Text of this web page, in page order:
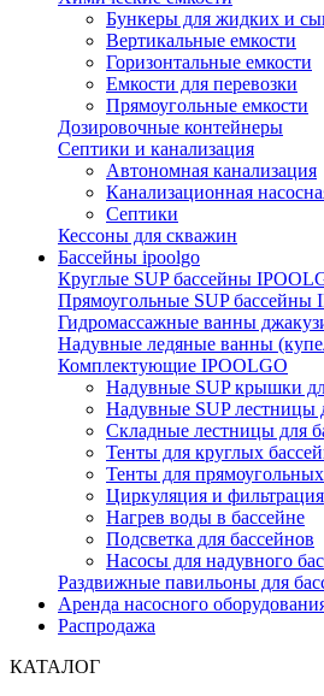
Бункеры для жидких и
Вертикальные емкости
Горизонтальные емкости
Емкости для перевозки
Прямоугольные емкости
Дозировочные контейнеры
Септики и канализация
Автономная канализация
Канализационная
Септики
Кессоны для скважин
Бассейны ipoolgo
Круглые SUP бассейны
Прямоугольные SUP бассейны
Гидромассажные ванны
Надувные ледяные ванны
Комплектующие IPOOLGO
Надувные SUP крышки
Надувные SUP лестницы
Складные лестницы для
Тенты для круглых
Тенты для
Циркуляция и фильтрация
Нагрев воды в бассейне
Подсветка для бассейнов
Насосы для надувного
Раздвижные павильоны для
Аренда насосного
Распродажа
КАТАЛОГ